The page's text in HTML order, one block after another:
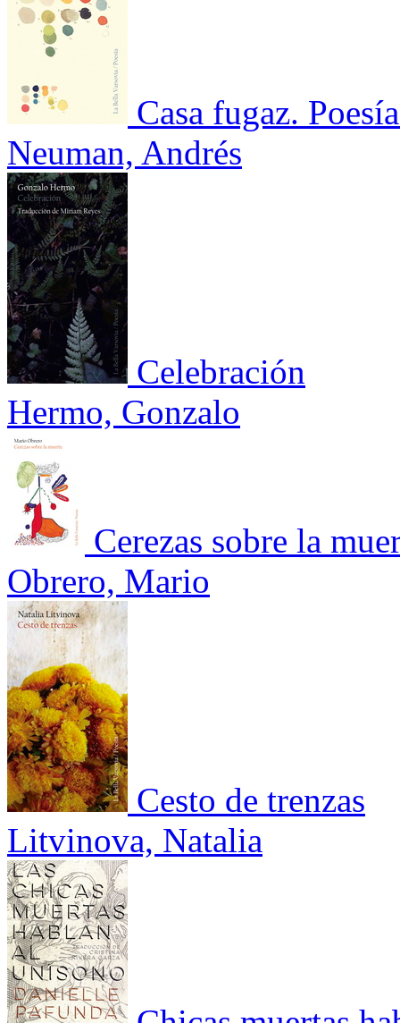
Casa fugaz.
Neuman, Andrés
Celebración
Hermo, Gonzalo
Cerezas sobre la
Obrero, Mario
Cesto de trenzas
Litvinova, Natalia